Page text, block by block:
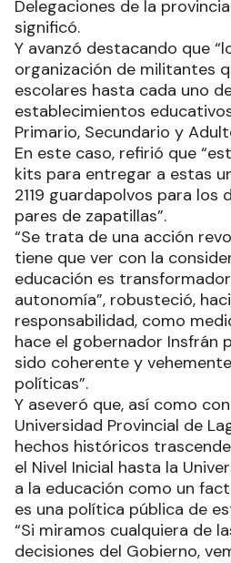
Delegaciones de la
significó.
Y avanzó destacando que
organización de militantes
escolares hasta cada uno
establecimientos
Primario, Secundario y
En este caso, refirió que
kits para entregar a estas
2119 guardapolvos para los
pares de zapatillas”.
“Se trata de una acción
tiene que ver con la
educación es
autonomía”, robusteció,
responsabilidad, como
hace el gobernador Insfrán
sido coherente y
políticas”.
Y aseveró que, así como
Universidad Provincial de
hechos históricos
el Nivel Inicial hasta la
a la educación como un
es una política pública de
“Si miramos cualquiera de
decisiones del Gobierno,